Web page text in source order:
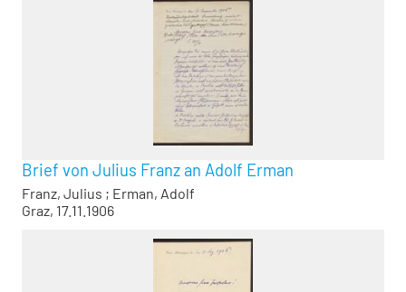
Brief von Julius Franz an Adolf Erman
Franz, Julius ; Erman, Adolf
Graz, 17.11.1906